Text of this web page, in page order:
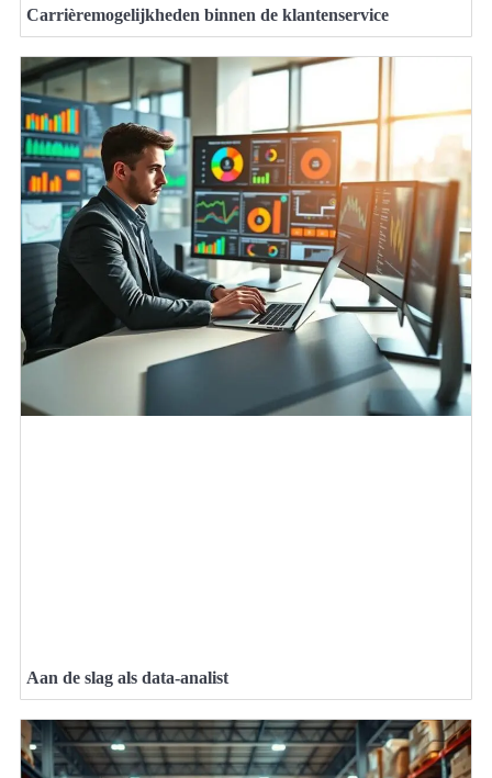
Carrièremogelijkheden binnen de klantenservice
Aan de slag als data-analist